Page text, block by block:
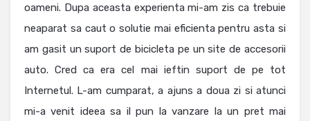
oameni. Dupa aceasta experienta mi-am zis ca trebuie
neaparat sa caut o solutie mai eficienta pentru asta si
am gasit un suport de bicicleta pe un site de accesorii
auto. Cred ca era cel mai ieftin suport de pe tot
Internetul. L-am cumparat, a ajuns a doua zi si atunci
mi-a venit ideea sa il pun la vanzare la un pret mai